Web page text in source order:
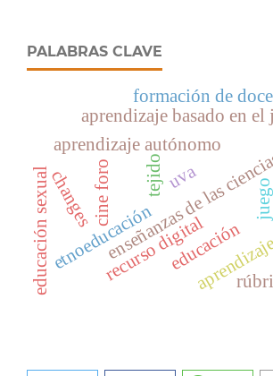
PALABRAS CLAVE
educación
enseñanzas de las juego
uva
recurso digital
aprendizaje autónomo
tejido
etnoeducación
cine foro
aprendizaje basado en el
educación sexual
formación de
changes